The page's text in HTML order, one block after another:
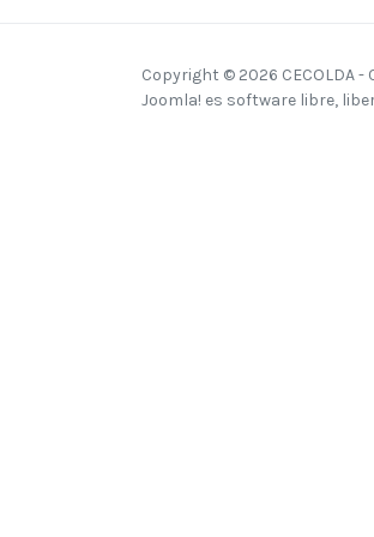
Copyright © 2026 CECOLDA
Joomla! es software libre,